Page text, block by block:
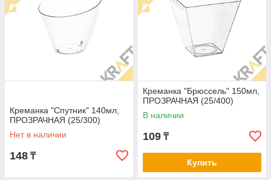
Креманка "Спутник" 140мл,
ПРОЗРАЧНАЯ (25/300)
Нет в наличии
148 ₸
Креманка "Брюссель" 150мл,
ПРОЗРАЧНАЯ (25/400)
В наличии
109 ₸
Купить